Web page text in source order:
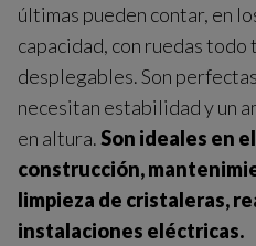
últimas pueden contar, en
capacidad, con ruedas
desplegables. Son
necesitan estabilidad y un
en altura.Son ideales en
construcción,
limpieza de cristaleras,
instalaciones eléctricas.